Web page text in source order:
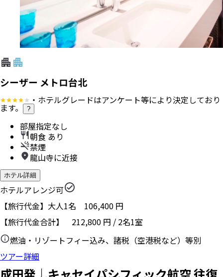
シーザー メトロ台北
・ホテルグレードはアンケート等により決定しており
ます。 ?
部屋指定なし
朝食 あり
禁煙
龍山寺に近接
ホテル詳細
ホテルアレンジ可
【旅行代金】大人1名 106,400 円
【旅行代金合計】 212,800 円 / 2名1室
燃油・リゾートフィー込み、諸税（空港税など）等別
ツアー詳細